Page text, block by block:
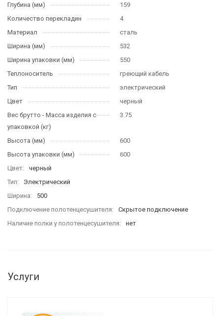
Глубина (мм)
159
Количество перекладин
4
Материал
сталь
Ширина (мм)
532
Ширина упаковки (мм)
550
Теплоноситель
греющий кабель
Тип
электрический
Цвет
черный
Вес брутто - Масса изделия с
упаковкой (кг)
3.75
Высота (мм)
600
Высота упаковки (мм)
600
Цвет
черный
Тип
Электрический
Ширина
500
Подключение полотенцесушителя
Скрытое подключение
Наличие полки у полотенцесушителя
нет
Услуги